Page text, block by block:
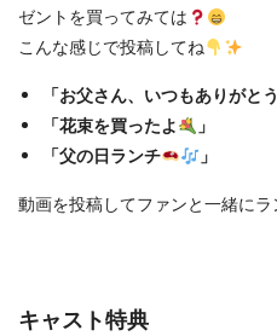
ゼントを買ってみては
こんな感じで投稿してね
「お父さん、いつもありがとう
「花束を買ったよ
」
「父の日ランチ
」
動画を投稿してファンと一緒に
キャスト特典